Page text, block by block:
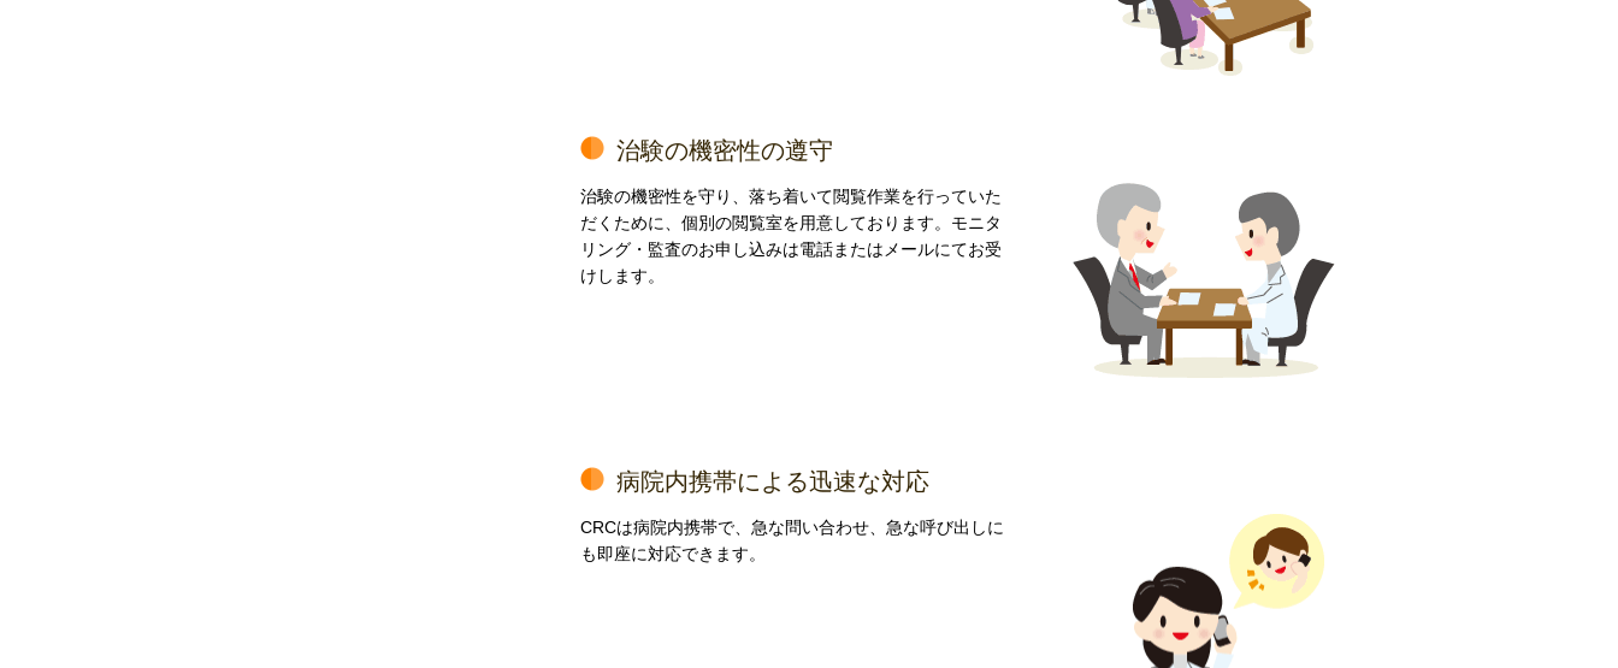
治験の機密性の遵守
治験の機密性を守り、落ち着いて閲覧作業を行っていた
だくために、個別の閲覧室を用意しております。モニタ
リング・監査のお申し込みは電話またはメールにてお受
けします。
病院内携帯による迅速な対応
CRCは病院内携帯で、急な問い合わせ、急な呼び出しに
も即座に対応できます。